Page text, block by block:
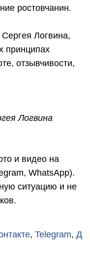
ростовчанин.
Логвина,
принципах
отзывчивости,
Логвина
и видео на
WhatsApp).
ситуацию и не
, Telegram, Д